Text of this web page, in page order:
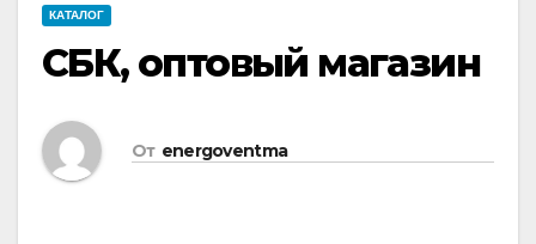
КАТАЛОГ
СБК, оптовый магазин
От energoventma